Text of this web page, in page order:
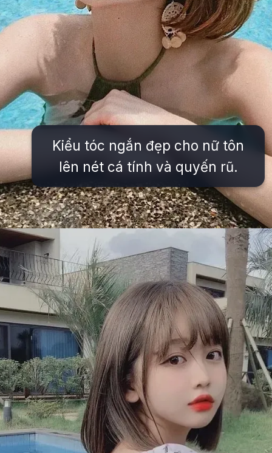
Kiểu tóc ngắn đẹp cho nữ tôn
lên nét cá tính và quyến rũ.
Đang mở https://issiloo.edu.vn/gai-xinh-toc-ngang-vai